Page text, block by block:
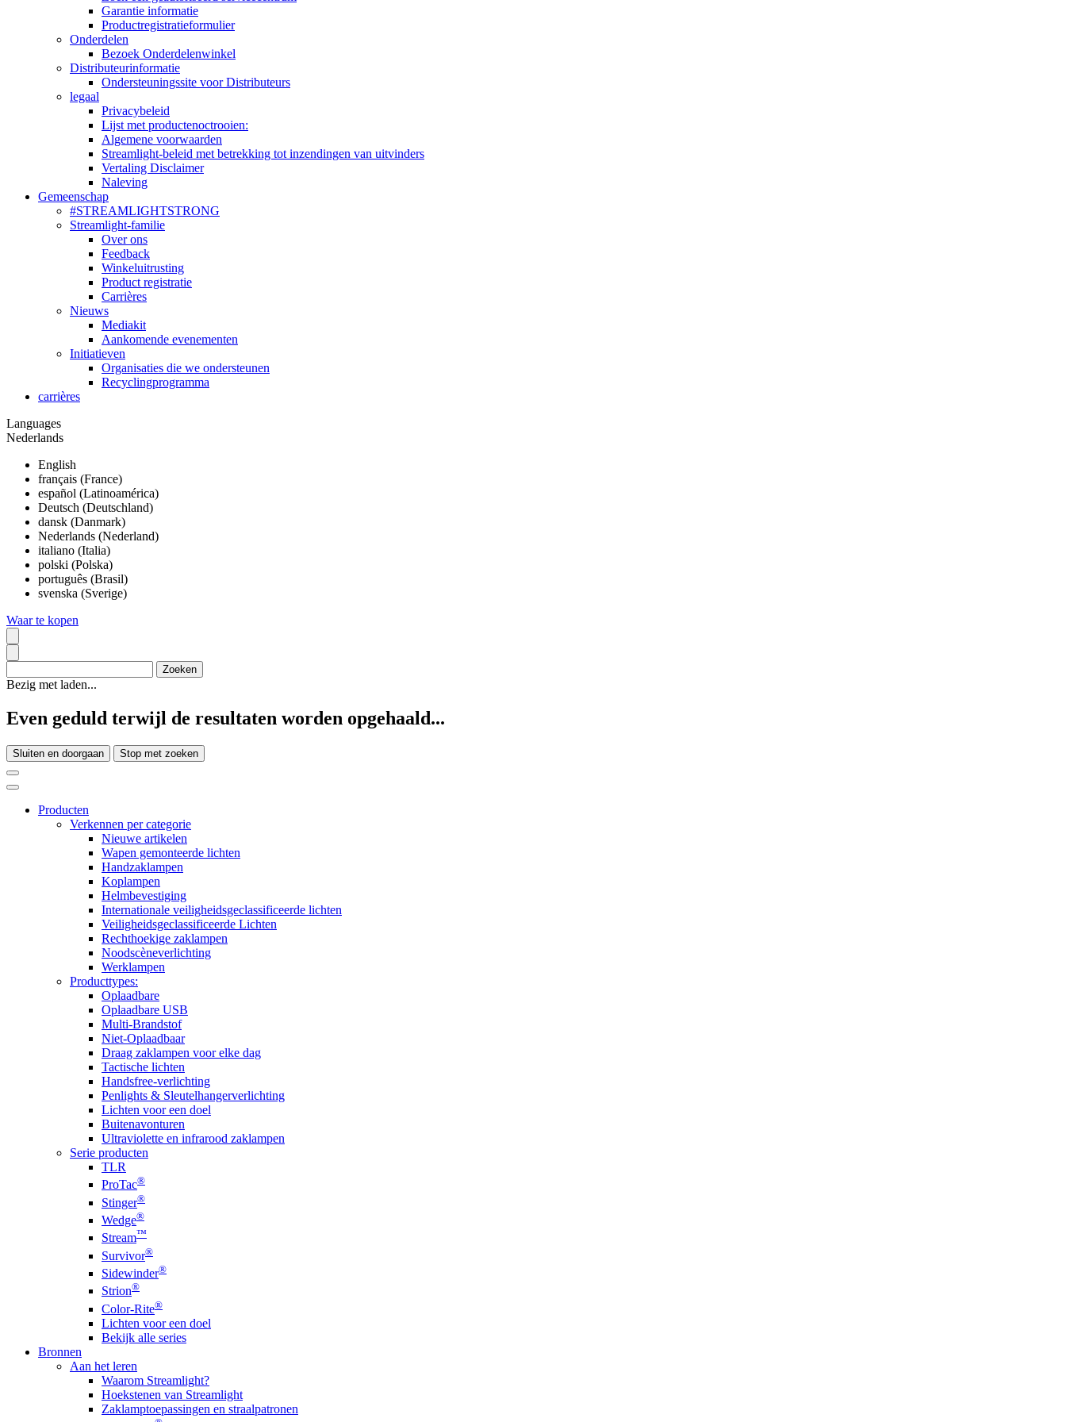
Garantie informatie
Productregistratieformulier
Onderdelen
Bezoek Onderdelenwinkel
Distributeurinformatie
Ondersteuningssite voor Distributeurs
legaal
Privacybeleid
Lijst met productenoctrooien:
Algemene voorwaarden
Streamlight-beleid met betrekking tot inzendingen van uitvinders
Vertaling Disclaimer
Naleving
Gemeenschap
#STREAMLIGHTSTRONG
Streamlight-familie
Over ons
Feedback
Winkeluitrusting
Product registratie
Carrières
Nieuws
Mediakit
Aankomende evenementen
Initiatieven
Organisaties die we ondersteunen
Recyclingprogramma
carrières
Languages
Nederlands
English
français (France)
español (Latinoamérica)
Deutsch (Deutschland)
dansk (Danmark)
Nederlands (Nederland)
italiano (Italia)
polski (Polska)
português (Brasil)
svenska (Sverige)
Waar te kopen
Bezig met laden...
Even geduld terwijl de resultaten worden opgehaald...
Sluiten en doorgaan Stop met zoeken
Producten
Verkennen per categorie
Nieuwe artikelen
Wapen gemonteerde lichten
Handzaklampen
Koplampen
Helmbevestiging
Internationale veiligheidsgeclassificeerde lichten
Veiligheidsgeclassificeerde Lichten
Rechthoekige zaklampen
Noodscèneverlichting
Werklampen
Producttypes:
Oplaadbare
Oplaadbare USB
Multi-Brandstof
Niet-Oplaadbaar
Draag zaklampen voor elke dag
Tactische lichten
Handsfree-verlichting
Penlights & Sleutelhangerverlichting
Lichten voor een doel
Buitenavonturen
Ultraviolette en infrarood zaklampen
Serie producten
TLR
ProTac®
Stinger®
Wedge®
Stream™
Survivor®
Sidewinder®
Strion®
Color-Rite®
Lichten voor een doel
Bekijk alle series
Bronnen
Aan het leren
Waarom Streamlight?
Hoekstenen van Streamlight
Zaklamptoepassingen en straalpatronen